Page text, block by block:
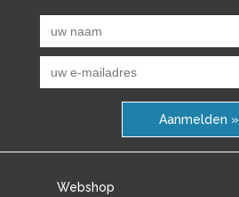
Aanmelden »
Webshop